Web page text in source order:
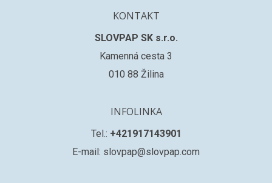
KONTAKT
SLOVPAP SK s.r.o.
Kamenná cesta 3
010 88 Žilina
INFOLINKA
Tel.: +421917143901
E-mail: slovpap@slovpap.com